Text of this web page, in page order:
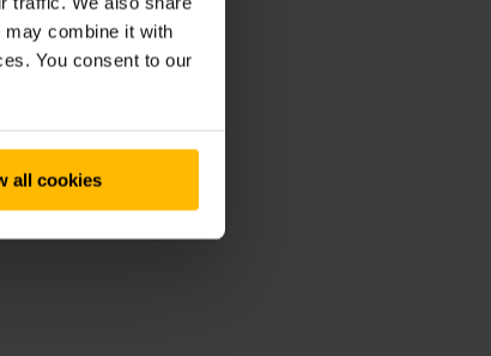
combine it with
You consent to our
all cookies